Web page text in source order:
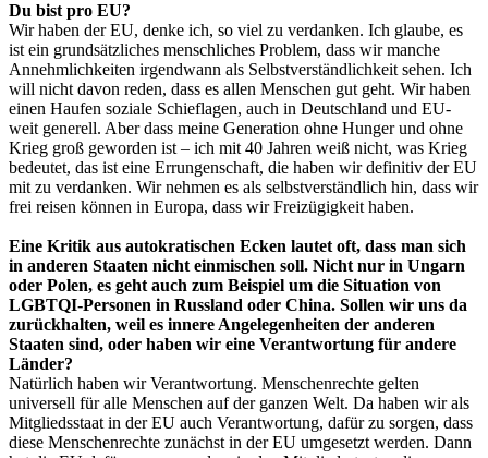
Du bist pro EU?
Wir haben der EU, denke ich, so viel zu verdanken. Ich glaube, es
ist ein grundsätzliches menschliches Problem, dass wir manche
Annehmlichkeiten irgendwann als Selbstverständlichkeit sehen. Ich
will nicht davon reden, dass es allen Menschen gut geht. Wir haben
einen Haufen soziale Schieflagen, auch in Deutschland und EU-
weit generell. Aber dass meine Generation ohne Hunger und ohne
Krieg groß geworden ist – ich mit 40 Jahren weiß nicht, was Krieg
bedeutet, das ist eine Errungenschaft, die haben wir definitiv der EU
mit zu verdanken. Wir nehmen es als selbstverständlich hin, dass wir
frei reisen können in Europa, dass wir Freizügigkeit haben.
Eine Kritik aus autokratischen Ecken lautet oft, dass man sich
in anderen Staaten nicht einmischen soll. Nicht nur in Ungarn
oder Polen, es geht auch zum Beispiel um die Situation von
LGBTQI-Personen in Russland oder China. Sollen wir uns da
zurückhalten, weil es innere Angelegenheiten der anderen
Staaten sind, oder haben wir eine Verantwortung für andere
Länder?
Natürlich haben wir Verantwortung. Menschenrechte gelten
universell für alle Menschen auf der ganzen Welt. Da haben wir als
Mitgliedsstaat in der EU auch Verantwortung, dafür zu sorgen, dass
diese Menschenrechte zunächst in der EU umgesetzt werden. Dann